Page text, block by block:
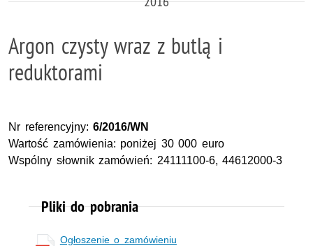
Argon czysty wraz z butlą i
reduktorami
Nr referencyjny:6/2016/WN
Wartość zamówienia: poniżej 30 000 euro
Wspólny słownik zamówień: 24111100-6, 44612000-3
Pliki do pobrania
Ogłoszenie o zamówieniu